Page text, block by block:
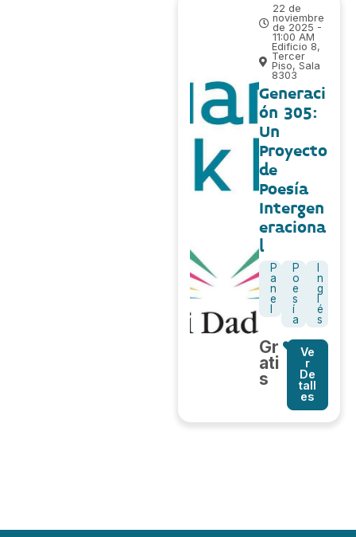
22 de
noviembre
de 2025 -
11:00 AM
Edificio 8,
Tercer
Piso, Sala
8303
Generaci
ón 305:
Un
Proyecto
de
Poesía
Intergen
eraciona
l
P
a
n
e
P
o
e
s
í
a
n
g
l
é
s
Gr
ati
s
Ve
r
De
tall
es